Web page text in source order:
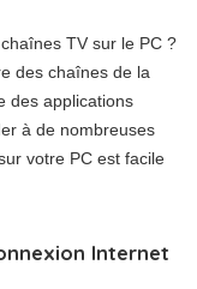
TV sur le PC ?
des chaînes de la
des applications
à de nombreuses
votre PC est facile
Internet